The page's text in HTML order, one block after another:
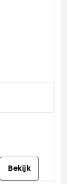
Bekijk